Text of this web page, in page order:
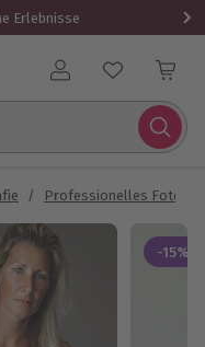
Erlebnisse
Benutzerkonto
/ Professionelles
-15%